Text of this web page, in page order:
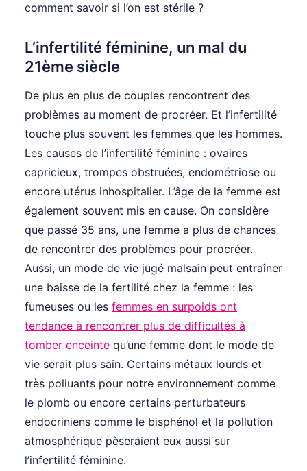
comment savoir si l’on est stérile ?
L’infertilité féminine, un mal du
21ème siècle
De plus en plus de couples rencontrent des
problèmes au moment de procréer. Et l’infertilité
touche plus souvent les femmes que les hommes.
Les causes de l’infertilité féminine : ovaires
capricieux, trompes obstruées, endométriose ou
encore utérus inhospitalier. L’âge de la femme est
également souvent mis en cause. On considère
que passé 35 ans, une femme a plus de chances
de rencontrer des problèmes pour procréer.
Aussi, un mode de vie jugé malsain peut entraîner
une baisse de la fertilité chez la femme : les
fumeuses ou les femmes en surpoids ont
tendance à rencontrer plus de difficultés à
tomber enceinte qu’une femme dont le mode de
vie serait plus sain. Certains métaux lourds et
très polluants pour notre environnement comme
le plomb ou encore certains perturbateurs
endocriniens comme le bisphénol et la pollution
atmosphérique pèseraient eux aussi sur
l’infertilité féminine.